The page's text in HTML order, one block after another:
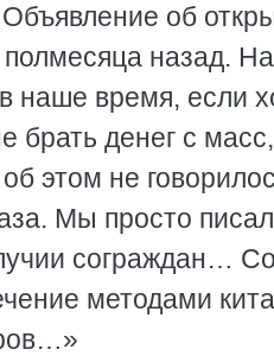
об
назад.
наше время, если
брать денег с
этом не
Мы просто
сограждан…
методами